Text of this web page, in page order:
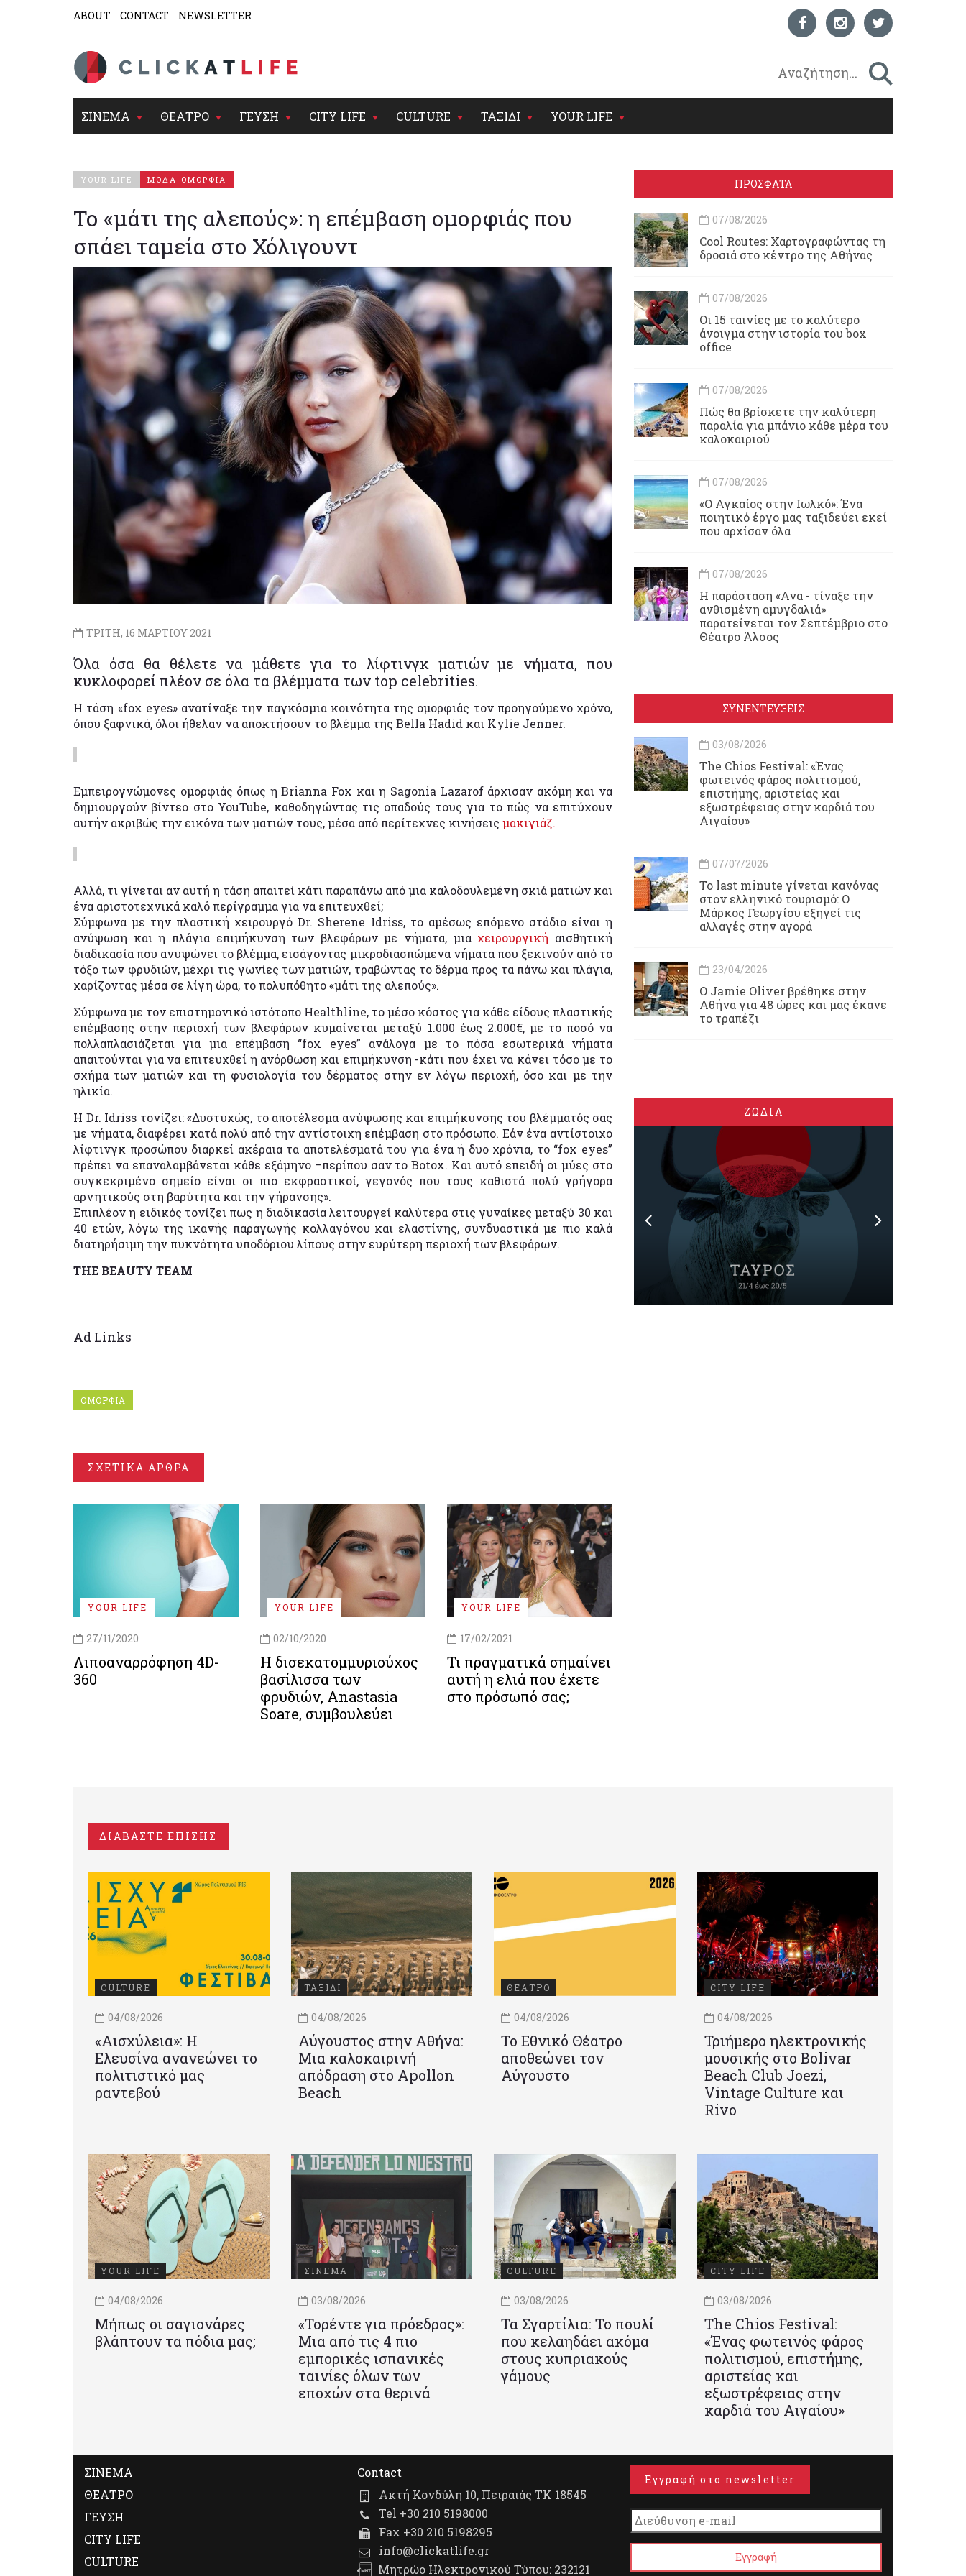
ABOUT CONTACT NEWSLETTER
ΣΙΝΕΜΑ ΘΕΑΤΡΟ ΓΕΥΣΗ CITY LIFE CULTURE ΤΑΞΙΔΙ YOUR LIFE
YOUR LIFE ΜΟΔΑ-ΟΜΟΡΦΙΑ
Το «μάτι της αλεπούς»: η επέμβαση ομορφιάς που
σπάει ταμεία στο Χόλιγουντ
ΤΡΙΤΗ, 16 ΜΑΡΤΙΟΥ 2021
Όλα όσα θα θέλετε να μάθετε για το λίφτινγκ ματιών με νήματα, που
κυκλοφορεί πλέον σε όλα τα βλέμματα των top celebrities.
Η τάση «fox eyes» ανατίναξε την παγκόσμια κοινότητα της ομορφιάς τον προηγούμενο χρόνο,
όπου ξαφνικά, όλοι ήθελαν να αποκτήσουν το βλέμμα της Bella Hadid και Kylie Jenner.
Εμπειρογνώμονες ομορφιάς όπως η Brianna Fox και η Sagonia Lazarof άρχισαν ακόμη και να
δημιουργούν βίντεο στο YouTube, καθοδηγώντας τις οπαδούς τους για το πώς να επιτύχουν
αυτήν ακριβώς την εικόνα των ματιών τους, μέσα από περίτεχνες κινήσεις μακιγιάζ.
Αλλά, τι γίνεται αν αυτή η τάση απαιτεί κάτι παραπάνω από μια καλοδουλεμένη σκιά ματιών και
ένα αριστοτεχνικά καλό περίγραμμα για να επιτευχθεί;
Σύμφωνα με την πλαστική χειρουργό Dr. Sherene Idriss, το αμέσως επόμενο στάδιο είναι η
ανύψωση και η πλάγια επιμήκυνση των βλεφάρων με νήματα, μια χειρουργική αισθητική
διαδικασία που ανυψώνει το βλέμμα, εισάγοντας μικροδιασπώμενα νήματα που ξεκινούν από το
τόξο των φρυδιών, μέχρι τις γωνίες των ματιών, τραβώντας το δέρμα προς τα πάνω και πλάγια,
χαρίζοντας μέσα σε λίγη ώρα, το πολυπόθητο «μάτι της αλεπούς».
Σύμφωνα με τον επιστημονικό ιστότοπο Healthline, το μέσο κόστος για κάθε είδους πλαστικής
επέμβασης στην περιοχή των βλεφάρων κυμαίνεται μεταξύ 1.000 έως 2.000€, με το ποσό να
πολλαπλασιάζεται για μια επέμβαση “fox eyes” ανάλογα με το πόσα εσωτερικά νήματα
απαιτούνται για να επιτευχθεί η ανόρθωση και επιμήκυνση -κάτι που έχει να κάνει τόσο με το
σχήμα των ματιών και τη φυσιολογία του δέρματος στην εν λόγω περιοχή, όσο και με την
ηλικία.
Η Dr. Idriss τονίζει: «Δυστυχώς, το αποτέλεσμα ανύψωσης και επιμήκυνσης του βλέμματός σας
με νήματα, διαφέρει κατά πολύ από την αντίστοιχη επέμβαση στο πρόσωπο. Εάν ένα αντίστοιχο
λίφτινγκ προσώπου διαρκεί ακέραια τα αποτελέσματά του για ένα ή δυο χρόνια, το “fox eyes”
πρέπει να επαναλαμβάνεται κάθε εξάμηνο –περίπου σαν το Botox. Και αυτό επειδή οι μύες στο
συγκεκριμένο σημείο είναι οι πιο εκφραστικοί, γεγονός που τους καθιστά πολύ γρήγορα
αρνητικούς στη βαρύτητα και την γήρανσης».
Επιπλέον η ειδικός τονίζει πως η διαδικασία λειτουργεί καλύτερα στις γυναίκες μεταξύ 30 και
40 ετών, λόγω της ικανής παραγωγής κολλαγόνου και ελαστίνης, συνδυαστικά με πιο καλά
διατηρήσιμη την πυκνότητα υποδόριου λίπους στην ευρύτερη περιοχή των βλεφάρων.
THE BEAUTY TEAM
Ad Links
ΟΜΟΡΦΙΑ
ΣΧΕΤΙΚΑ ΑΡΘΡΑ
YOUR LIFE
27/11/2020
Λιποαναρρόφηση 4D-
360
YOUR LIFE
02/10/2020
Η δισεκατομμυριούχος
βασίλισσα των
φρυδιών, Anastasia
Soare, συμβουλεύει
YOUR LIFE
17/02/2021
Τι πραγματικά σημαίνει
αυτή η ελιά που έχετε
στο πρόσωπό σας;
ΠΡΟΣΦΑΤΑ
07/08/2026
Cool Routes: Χαρτογραφώντας τη
δροσιά στο κέντρο της Αθήνας
07/08/2026
Οι 15 ταινίες με το καλύτερο
άνοιγμα στην ιστορία του box
office
07/08/2026
Πώς θα βρίσκετε την καλύτερη
παραλία για μπάνιο κάθε μέρα του
καλοκαιριού
07/08/2026
«Ο Αγκαίος στην Ιωλκό»: Ένα
ποιητικό έργο μας ταξιδεύει εκεί
που αρχίσαν όλα
07/08/2026
Η παράσταση «Ανα - τίναξε την
ανθισμένη αμυγδαλιά»
παρατείνεται τον Σεπτέμβριο στο
Θέατρο Άλσος
ΣΥΝΕΝΤΕΥΞΕΙΣ
03/08/2026
Τhe Chios Festival: «Ένας
φωτεινός φάρος πολιτισμού,
επιστήμης, αριστείας και
εξωστρέφειας στην καρδιά του
Αιγαίου»
07/07/2026
Το last minute γίνεται κανόνας
στον ελληνικό τουρισμό: Ο
Μάρκος Γεωργίου εξηγεί τις
αλλαγές στην αγορά
23/04/2026
Ο Jamie Oliver βρέθηκε στην
Αθήνα για 48 ώρες και μας έκανε
το τραπέζι
ΖΩΔΙΑ
ΔΙΑΒΑΣΤΕ ΕΠΙΣΗΣ
CULTURE
04/08/2026
«Αισχύλεια»: Η
Ελευσίνα ανανεώνει το
πολιτιστικό μας
ραντεβού
ΤΑΞΙΔΙ
04/08/2026
Αύγουστος στην Αθήνα:
Μια καλοκαιρινή
απόδραση στο Apollon
Beach
ΘΕΑΤΡΟ
04/08/2026
Το Εθνικό Θέατρο
αποθεώνει τον
Αύγουστο
CITY LIFE
04/08/2026
Τριήμερο ηλεκτρονικής
μουσικής στο Bolivar
Beach Club Joezi,
Vintage Culture και
Rivo
YOUR LIFE
04/08/2026
Μήπως οι σαγιονάρες
βλάπτουν τα πόδια μας;
ΣΙΝΕΜΑ
03/08/2026
«Τορέντε για πρόεδρος»:
Mια από τις 4 πιο
εμπορικές ισπανικές
ταινίες όλων των
εποχών στα θερινά
CULTURE
03/08/2026
Τα Σγαρτίλια: Το πουλί
που κελαηδάει ακόμα
στους κυπριακούς
γάμους
CITY LIFE
03/08/2026
Τhe Chios Festival:
«Ένας φωτεινός φάρος
πολιτισμού, επιστήμης,
αριστείας και
εξωστρέφειας στην
καρδιά του Αιγαίου»
ΣΙΝΕΜΑ
ΘΕΑΤΡΟ
ΓΕΥΣΗ
CITY LIFE
CULTURE
Contact
Ακτή Κονδύλη 10, Πειραιάς ΤΚ 18545
Tel +30 210 5198000
Fax +30 210 5198295
info@clickatlife.gr
Μητρώο Ηλεκτρονικού Τύπου: 232121
Εγγραφή στο newsletter